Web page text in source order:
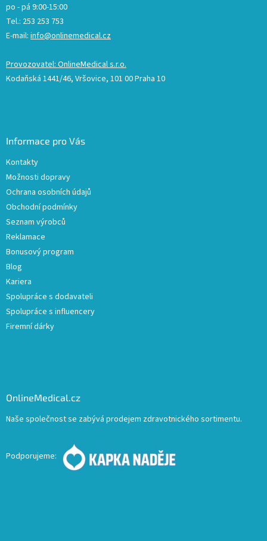
po - pá 9:00-15:00
Tel.: 253 253 753
E-mail: info@onlinemedical.cz
Provozovatel: OnlineMedical s.r.o.
Kodaňská 1441/46, Vršovice, 101 00 Praha 10
Informace pro Vás
Kontakty
Možnosti dopravy
Ochrana osobních údajů
Obchodní podmínky
Seznam výrobců
Reklamace
Bonusový program
Blog
Kariera
Spolupráce s dodavateli
Spolupráce s influencery
Firemní dárky
OnlineMedical.cz
Naše společnost se zabývá prodejem zdravotnického sortimentu.
Podporujeme: